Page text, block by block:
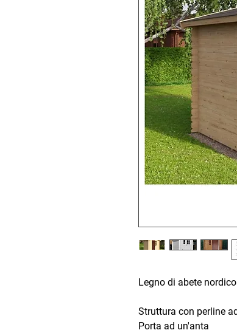
Legno di abete
Struttura con perline
Porta ad un'anta